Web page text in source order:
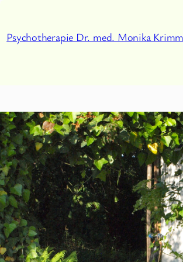
springen
Psychotherapie Dr. med. Monika
Kategorie:Aus-